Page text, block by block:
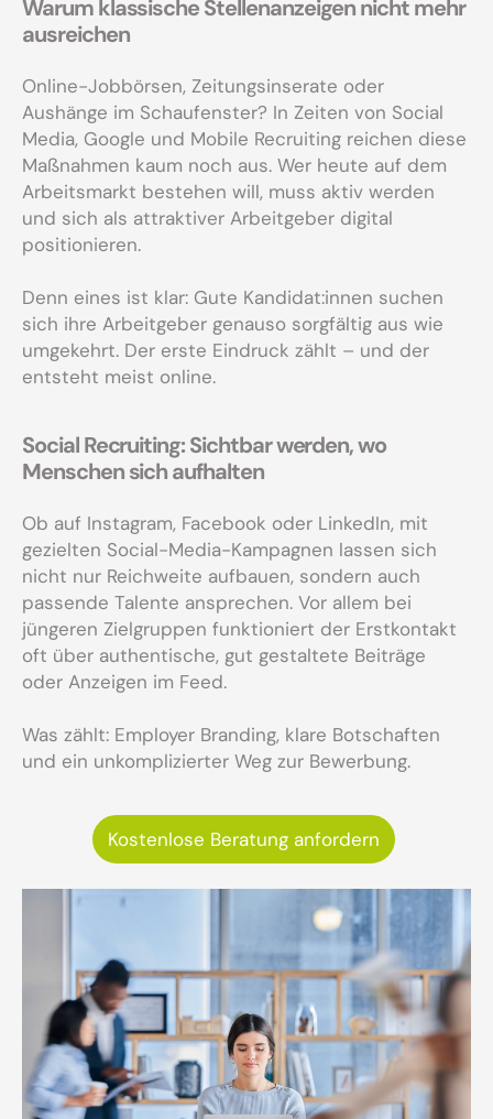
Warum klassische Stellenanzeigen nicht mehr
ausreichen
Online-Jobbörsen, Zeitungsinserate oder
Aushänge im Schaufenster? In Zeiten von Social
Media, Google und Mobile Recruiting reichen diese
Maßnahmen kaum noch aus. Wer heute auf dem
Arbeitsmarkt bestehen will, muss aktiv werden
und sich als attraktiver Arbeitgeber digital
positionieren.
Denn eines ist klar: Gute Kandidat:innen suchen
sich ihre Arbeitgeber genauso sorgfältig aus wie
umgekehrt. Der erste Eindruck zählt – und der
entsteht meist online.
Social Recruiting: Sichtbar werden, wo
Menschen sich aufhalten
Ob auf Instagram, Facebook oder LinkedIn, mit
gezielten Social-Media-Kampagnen lassen sich
nicht nur Reichweite aufbauen, sondern auch
passende Talente ansprechen. Vor allem bei
jüngeren Zielgruppen funktioniert der Erstkontakt
oft über authentische, gut gestaltete Beiträge
oder Anzeigen im Feed.
Was zählt: Employer Branding, klare Botschaften
und ein unkomplizierter Weg zur Bewerbung.
Kostenlose Beratung anfordern